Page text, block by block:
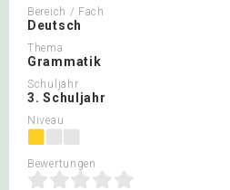
Bereich / Fach
Deutsch
Thema
Grammatik
Schuljahr
3. Schuljahr
Niveau
Bewertungen